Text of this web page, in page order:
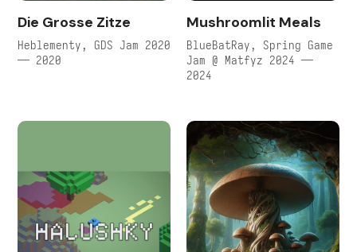
Die Grosse Zitze
Heblementy, GDS Jam 2020
— 2020
Mushroomlit Meals
BlueBatRay, Spring Game
Jam @ Matfyz 2024 —
2024